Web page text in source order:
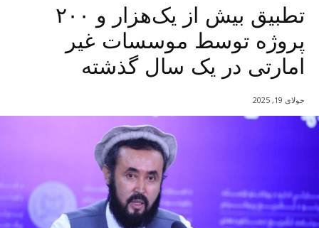
تطبیق بیش از یک‌هزار و ۲۰۰
پروژه توسط موسسات غیر
امارتی در یک سال گذشته
جولای 19, 2025